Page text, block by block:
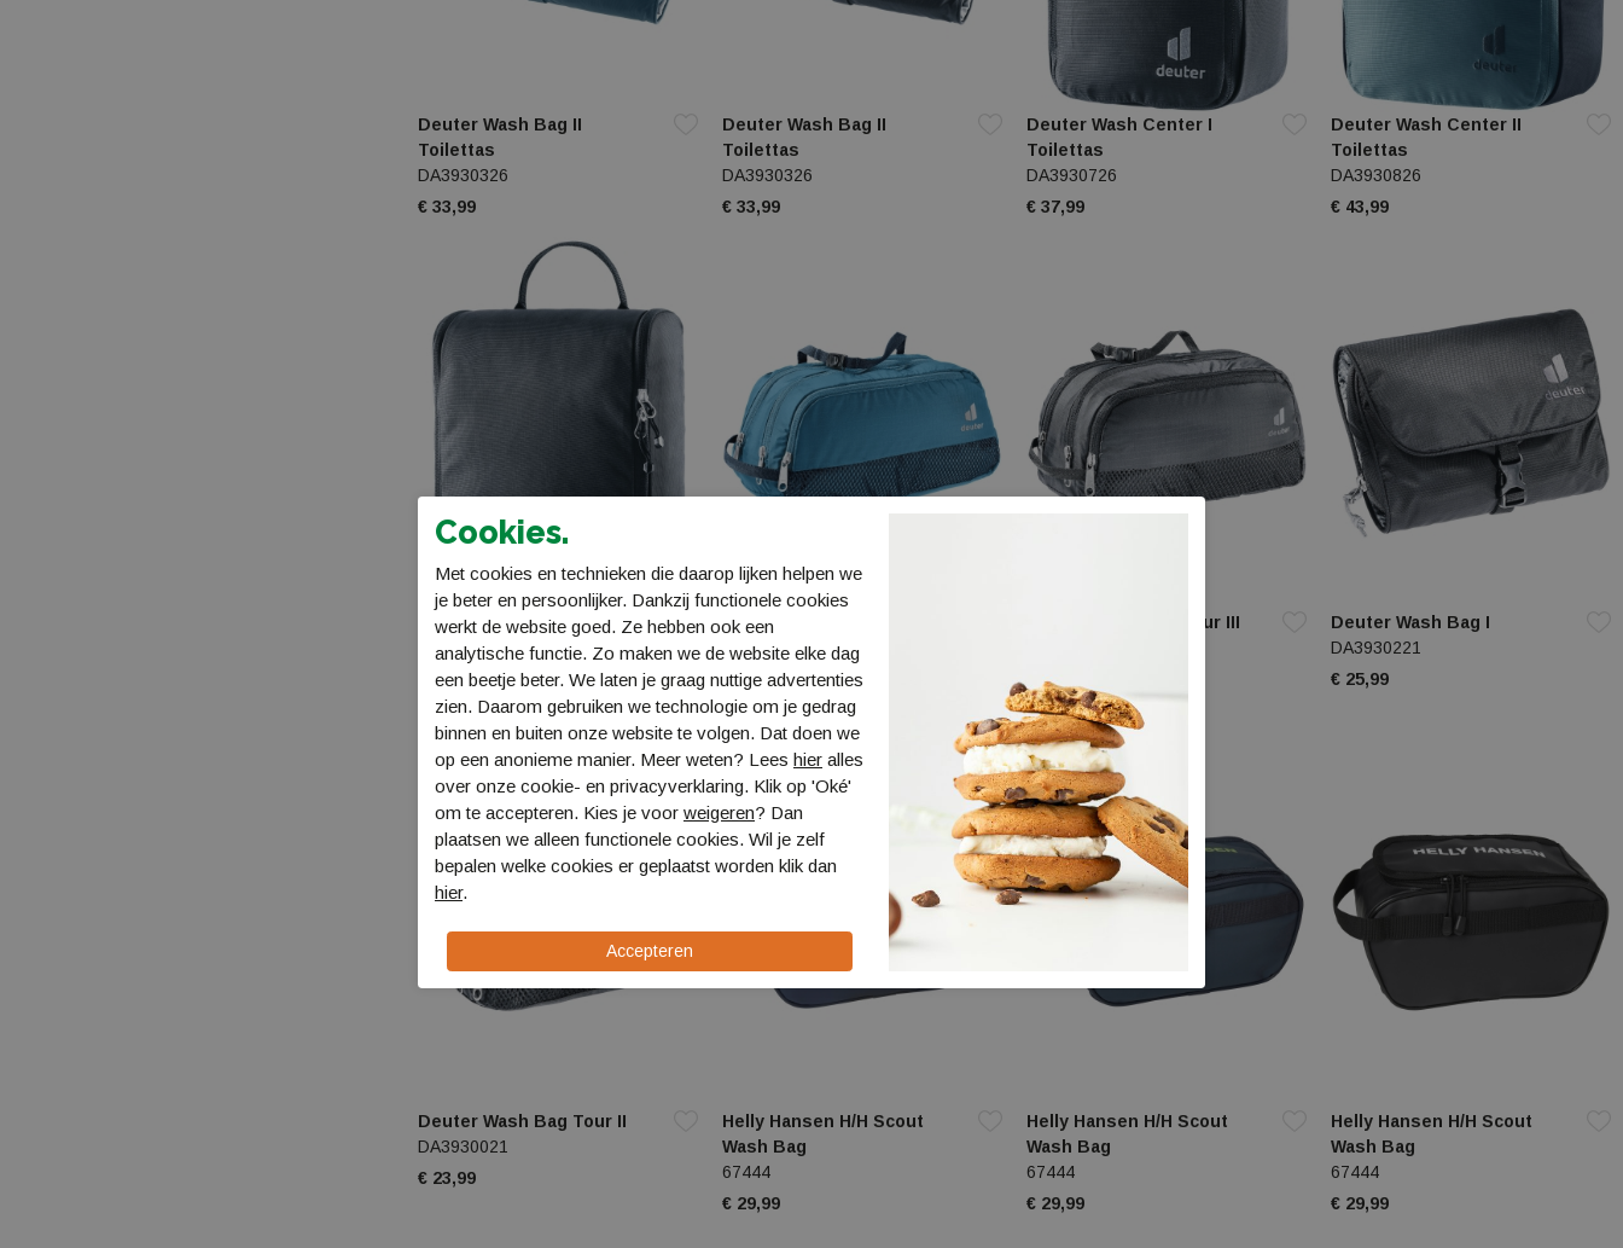
Deuter Wash Bag II
Toilettas
DA3930326
€ 33,99
Deuter Wash Bag II
Toilettas
DA3930326
€ 33,99
Deuter Wash Center I
Toilettas
DA3930726
€ 37,99
Deuter Wash Center II
Toilettas
DA3930826
€ 43,99
Deuter Wash Center II
Toilettas
DA3930826
€ 43,99
Deuter Wash Bag Tour III
DA3930121
€ 25,99
Deuter Wash Bag Tour III
€ 25,99
Deuter Wash Bag I
DA3930221
€ 25,99
Deuter Wash Bag Tour II
DA3930021
€ 23,99
Helly Hansen H/H Scout
Wash Bag
67444
€ 29,99
Helly Hansen H/H Scout
Wash Bag
67444
€ 29,99
Helly Hansen H/H Scout
Wash Bag
67444
€ 29,99
Cookies.
Met cookies en technieken die daarop lijken helpen we
je beter en persoonlijker. Dankzij functionele cookies
werkt de website goed. Ze hebben ook een
analytische functie. Zo maken we de website elke dag
een beetje beter. We laten je graag nuttige advertenties
zien. Daarom gebruiken we technologie om je gedrag
binnen en buiten onze website te volgen. Dat doen we
op een anonieme manier. Meer weten? Lees hier alles
over onze cookie- en privacyverklaring. Klik op 'Oké'
om te accepteren. Kies je voor weigeren? Dan
plaatsen we alleen functionele cookies. Wil je zelf
bepalen welke cookies er geplaatst worden klik dan
hier.